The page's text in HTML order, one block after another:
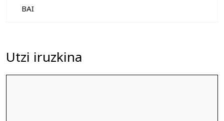
BAI
Utzi iruzkina